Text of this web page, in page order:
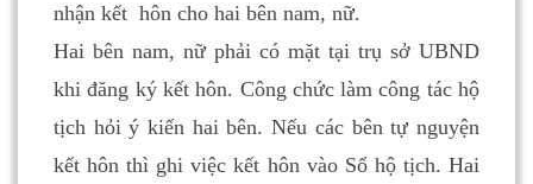
nhận kết hôn cho hai bên nam, nữ.
Hai bên nam, nữ phải có mặt tại trụ sở UBND
khi đăng ký kết hôn. Công chức làm công tác hộ
tịch hỏi ý kiến hai bên. Nếu các bên tự nguyện
kết hôn thì ghi việc kết hôn vào Sổ hộ tịch. Hai